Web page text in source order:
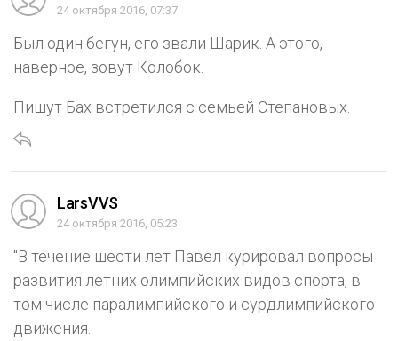
24 октября 2016, 07:37
Был один бегун, его звали Шарик. А этого,
наверное, зовут Колобок.
Пишут Бах встретился с семьей Степановых.
LarsVVS
24 октября 2016, 05:23
"В течение шести лет Павел курировал вопросы
развития летних олимпийских видов спорта, в
том числе паралимпийского и сурдлимпийского
движения.